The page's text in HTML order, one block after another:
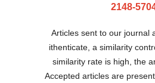
2148-
Articles sent to our journal
ithenticate, a similarity
similarity rate is high, the
Accepted articles are